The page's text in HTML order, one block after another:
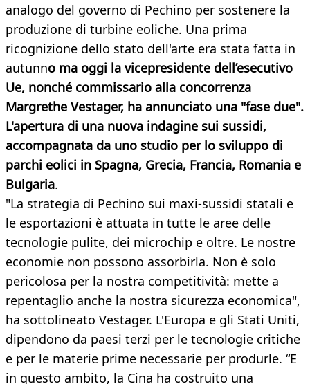
analogo del governo di Pechino per sostenere la
produzione di turbine eoliche. Una prima
ricognizione dello stato dell'arte era stata fatta in
autunno ma oggi la vicepresidente dell’esecutivo
Ue, nonché commissario alla concorrenza
Margrethe Vestager, ha annunciato una "fase due".
L'apertura di una nuova indagine sui sussidi,
accompagnata da uno studio per lo sviluppo di
parchi eolici in Spagna, Grecia, Francia, Romania e
Bulgaria.
"La strategia di Pechino sui maxi-sussidi statali e
le esportazioni è attuata in tutte le aree delle
tecnologie pulite, dei microchip e oltre. Le nostre
economie non possono assorbirla. Non è solo
pericolosa per la nostra competitività: mette a
repentaglio anche la nostra sicurezza economica",
ha sottolineato Vestager. L'Europa e gli Stati Uniti,
dipendono da paesi terzi per le tecnologie critiche
e per le materie prime necessarie per produrle. “E
in questo ambito, la Cina ha costruito una